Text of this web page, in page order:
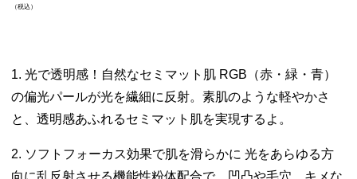
（税込）
1. 光で透明感！自然なセミマット肌 RGB（赤・緑・青）
の偏光パールが光を繊細に反射。素肌のような軽やかさ
と、透明感あふれるセミマット肌を実現するよ。
2. ソフトフォーカス効果で肌を滑らかに 光をあらゆる方
向に乱反射させる機能性粉体配合で、凹凸や毛穴、キメな